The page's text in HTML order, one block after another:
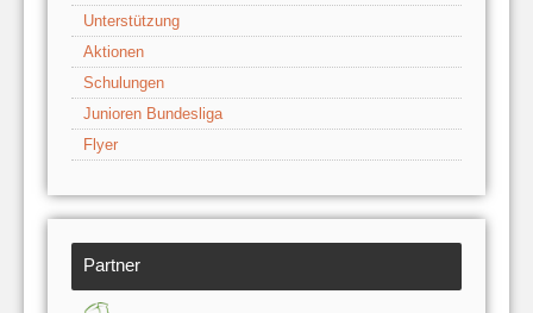
Unterstützung
Aktionen
Schulungen
Junioren Bundesliga
Flyer
Partner